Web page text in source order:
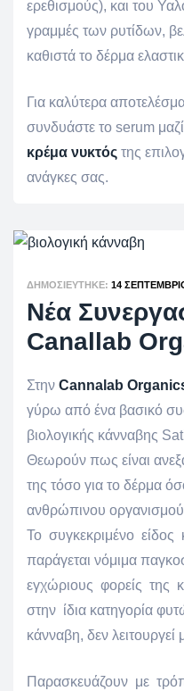
ερεθισμούς), και του
γραμμές των ρυτίδων,
καθιστά το δέρμα
Για καλύτερα
συνδυάστε το serum
κρέμα νυκτός της
ανάγκες σας.
ΔΗΜΟΣΙΕΎΤΗΚΕ: 14
Νέα
Canallab
Στην Cannalab
γύρω από ένα βασικό
βιολογικής κάνναβης
Θεωρούν πως είναι
της τόσο για το δέρμα
ανθρώπινου
Το συγκεκριμένο είδος
παράγεται νόμιμα
εγχώριους φορείς της
στην ίδια κατηγορία
κάνναβη, δεν
Παρασκευάζουν με